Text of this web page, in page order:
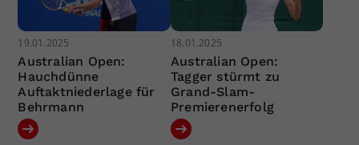
19.01.2025
Australian Open:
Hauchdünne
Auftaktniederlage für
Behrmann
18.01.2025
Australian Open:
Tagger stürmt zu
Grand-Slam-
Premierenerfolg